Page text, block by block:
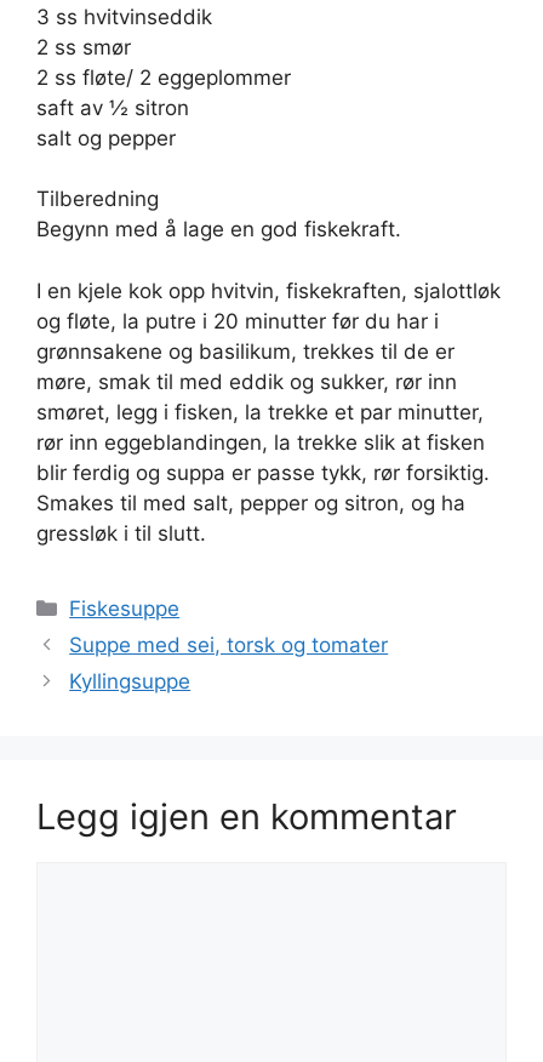
3 ss hvitvinseddik
2 ss smør
2 ss fløte/ 2 eggeplommer
saft av ½ sitron
salt og pepper
Tilberedning
Begynn med å lage en god fiskekraft.
I en kjele kok opp hvitvin, fiskekraften, sjalottløk
og fløte, la putre i 20 minutter før du har i
grønnsakene og basilikum, trekkes til de er
møre, smak til med eddik og sukker, rør inn
smøret, legg i fisken, la trekke et par minutter,
rør inn eggeblandingen, la trekke slik at fisken
blir ferdig og suppa er passe tykk, rør forsiktig.
Smakes til med salt, pepper og sitron, og ha
gressløk i til slutt.
Kategorier
Fiskesuppe
Suppe med sei, torsk og tomater
Kyllingsuppe
Legg igjen en kommentar